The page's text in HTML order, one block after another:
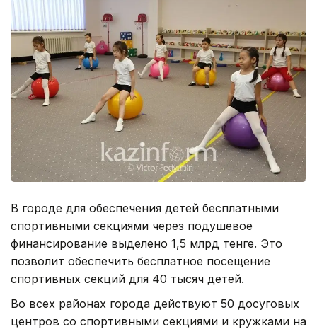
В городе для обеспечения детей бесплатными
спортивными секциями через подушевое
финансирование выделено 1,5 млрд тенге. Это
позволит обеспечить бесплатное посещение
спортивных секций для 40 тысяч детей.
Во всех районах города действуют 50 досуговых
центров со спортивными секциями и кружками на